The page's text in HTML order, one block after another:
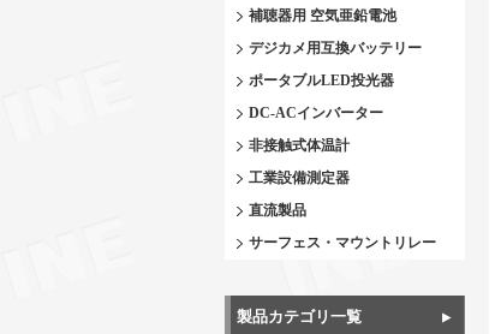
補聴器用 空気亜鉛電池
デジカメ用互換バッテリー
ポータブルLED投光器
DC-ACインバーター
非接触式体温計
工業設備測定器
直流製品
サーフェス・マウントリレー
製品カテゴリ一覧